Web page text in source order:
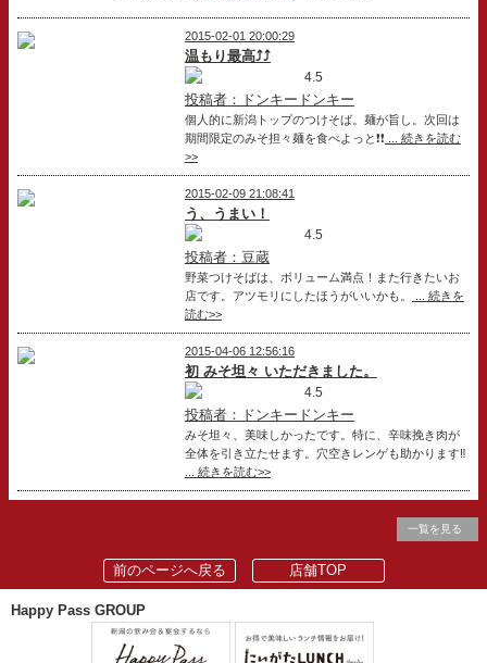
2015-02-01 20:00:29
温もり最高⤴⤴
4.5
投稿者：ドンキードンキー
個人的に新潟トップのつけそば。麺が旨し。次回は
期間限定のみそ担々麺を食べよっと❗❗ ... 続きを読む
>>
2015-02-09 21:08:41
う、うまい！
4.5
投稿者：豆蔵
野菜つけそばは、ボリューム満点！また行きたいお
店です。アツモリにしたほうがいいかも。
... 続きを
読む>>
2015-04-06 12:56:16
初 みそ坦々 いただきました。
4.5
投稿者：ドンキードンキー
みそ坦々、美味しかったです。特に、辛味挽き肉が
全体を引き立たせます。穴空きレンゲも助かります‼
... 続きを読む>>
一覧を見る
前のページへ戻る 店舗TOP
Happy Pass GROUP